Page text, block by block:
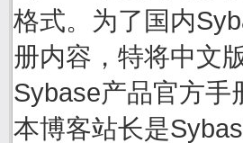
格式。为了国内
册内容，特将中文
Sybase产品官方手
本博客站长是